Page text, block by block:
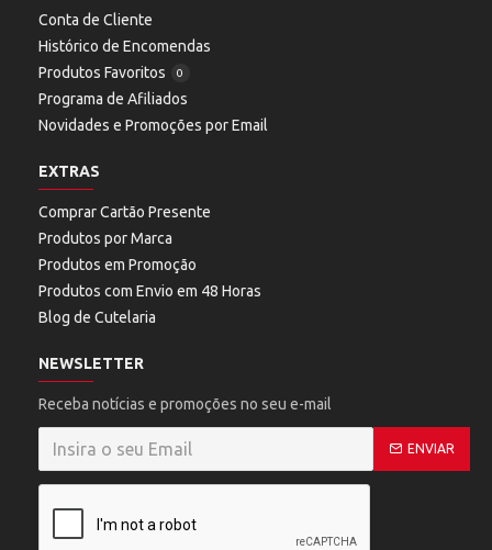
Conta de Cliente
Histórico de Encomendas
Produtos Favoritos
0
Programa de Afiliados
Novidades e Promoções por Email
EXTRAS
Comprar Cartão Presente
Produtos por Marca
Produtos em Promoção
Produtos com Envio em 48 Horas
Blog de Cutelaria
NEWSLETTER
Receba notícias e promoções no seu e-mail
ENVIAR